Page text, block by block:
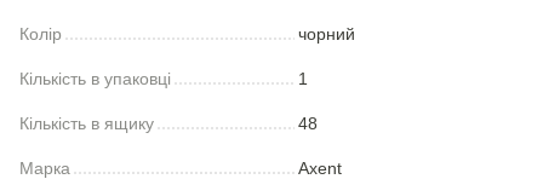
Колір чорний
Кількість в упаковці 1
Кількість в ящику 48
Марка Axent